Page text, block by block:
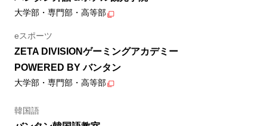
大学部・専門部・高等部
eスポーツ
ZETA DIVISIONゲーミングアカデミー
POWERED BY バンタン
大学部・専門部・高等部
韓国語